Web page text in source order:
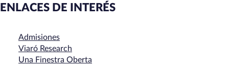
ENLACES DE INTERÉS
Admisiones
Viaró Research
Una Finestra Oberta